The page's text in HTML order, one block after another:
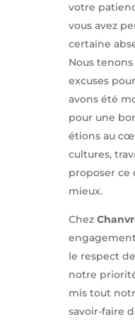
votre
vous avez
certaine
Nous
excuses
avons été
pour une
étions au
cultures,
proposer ce
mieux.
Chez
le respect
notre
mis tout
savoir-faire